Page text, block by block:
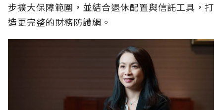
步擴大保障範圍，並結合退休配置與信託工具，打
造更完整的財務防護網。